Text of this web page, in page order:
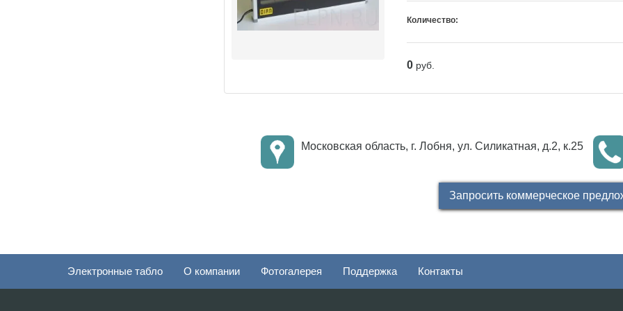
Количество:
0 руб.
Московская область, г. Лобня, ул. Силикатная, д.2, к.25
Запросить коммерческое
Электронные табло О компании Фотогалерея Поддержка Контакты